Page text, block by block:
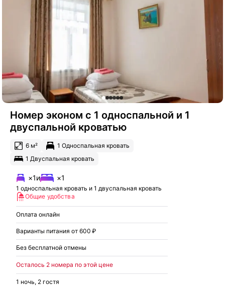
Номер эконом с 1 односпальной и 1
двуспальной кроватью
6 м²
1 Односпальная кровать
1 Двуспальная кровать
×1и ×1
1 односпальная кровать и 1 двуспальная кровать
Общие удобства
Оплата онлайн
Варианты питания от 600 ₽
Без бесплатной отмены
Осталось 2 номера по этой цене
1 ночь, 2 гостя